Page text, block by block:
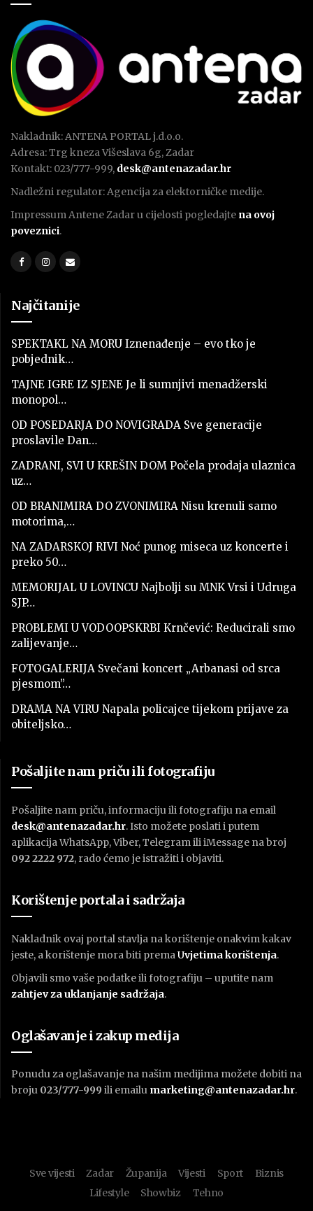
Nakladnik: ANTENA PORTAL j.d.o.o.
Adresa: Trg kneza Višeslava 6g, Zadar
Kontakt: 023/777-999, desk@antenazadar.hr
Nadležni regulator: Agencija za elektorničke medije.
Impressum Antene Zadar u cijelosti pogledajte na ovoj
poveznici.
Najčitanije
SPEKTAKL NA MORU Iznenađenje – evo tko je
pobjednik…
TAJNE IGRE IZ SJENE Je li sumnjivi menadžerski
monopol…
OD POSEDARJA DO NOVIGRADA Sve generacije
proslavile Dan…
ZADRANI, SVI U KREŠIN DOM Počela prodaja ulaznica
uz…
OD BRANIMIRA DO ZVONIMIRA Nisu krenuli samo
motorima,…
NA ZADARSKOJ RIVI Noć punog miseca uz koncerte i
preko 50…
MEMORIJAL U LOVINCU Najbolji su MNK Vrsi i Udruga
SJP…
PROBLEMI U VODOOPSKRBI Krnčević: Reducirali smo
zalijevanje…
FOTOGALERIJA Svečani koncert „Arbanasi od srca
pjesmom”…
DRAMA NA VIRU Napala policajce tijekom prijave za
obiteljsko…
Pošaljite nam priču ili fotografiju
Pošaljite nam priču, informaciju ili fotografiju na email
desk@antenazadar.hr. Isto možete poslati i putem
aplikacija WhatsApp, Viber, Telegram ili iMessage na broj
092 2222 972, rado ćemo je istražiti i objaviti.
Korištenje portala i sadržaja
Nakladnik ovaj portal stavlja na korištenje onakvim kakav
jeste, a korištenje mora biti prema Uvjetima korištenja.
Objavili smo vaše podatke ili fotografiju – uputite nam
zahtjev za uklanjanje sadržaja.
Oglašavanje i zakup medija
Ponudu za oglašavanje na našim medijima možete dobiti na
broju 023/777-999 ili emailu marketing@antenazadar.hr.
Sve vijesti Zadar Županija Vijesti Sport
Biznis
Lifestyle
Showbiz Tehno